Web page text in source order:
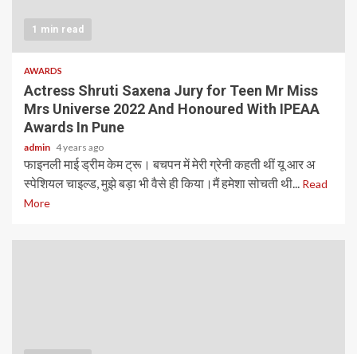
1 min read
AWARDS
Actress Shruti Saxena Jury for Teen Mr Miss
Mrs Universe 2022 And Honoured With IPEAA
Awards In Pune
admin 4 years ago
फाइनली माई ड्रीम केम ट्रू। बचपन में मेरी ग्रेनी कहती थीं यू आर अ
स्पेशियल चाइल्ड, मुझे बड़ा भी वैसे ही किया।मैं हमेशा सोचती थी... Read
More